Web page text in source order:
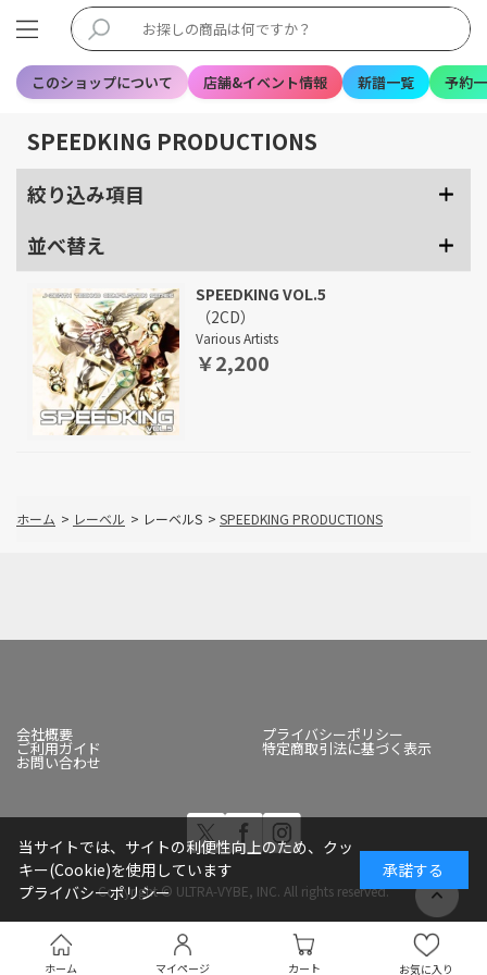
このショップについて 店舗&イベント情報 新譜一覧 予約
ホーム マイページ カート お気に入り
SPEEDKING PRODUCTIONS
絞り込み項目
並べ替え
SPEEDKING VOL.5
（2CD）
Various Artists
￥2,200
ホーム > レーベル > レーベルS > SPEEDKING PRODUCTIONS
会社概要 プライバシーポリシー
ご利用ガイド 特定商取引法に基づく表示
お問い合わせ
Copyright © ULTRA-VYBE, INC. All rights reserved.
当サイトでは、サイトの利便性向上のため、クッ
キー(Cookie)を使用しています
プライバシーポリシー
承諾する